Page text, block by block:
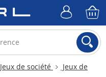
Jeux de société
Jeux de